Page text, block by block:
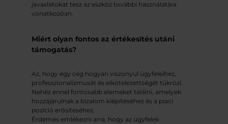
javaslatokat tesz az eszköz további használatára
vonatkozóan.
Miért olyan fontos az értékesítés utáni
támogatás?
Az, hogy egy cég hogyan viszonyul ügyfeleihez,
professzionalizmusát és elkötelezettségét tükrözi.
Nehéz ennél fontosabb elemeket találni, amelyek
hozzájárulnak a bizalom kiépítéséhez és a piaci
pozíció erősítéséhez.
Érdemes emlékezni arra, hogy az ügyfelek